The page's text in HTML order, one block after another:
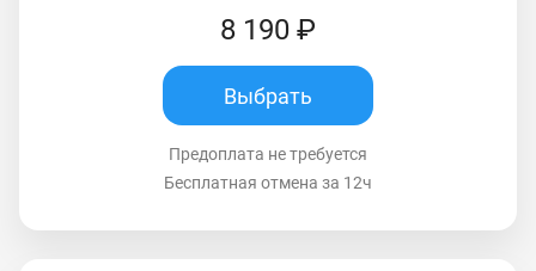
8 190 ₽
Выбрать
Предоплата не требуется
Бесплатная отмена за 12ч